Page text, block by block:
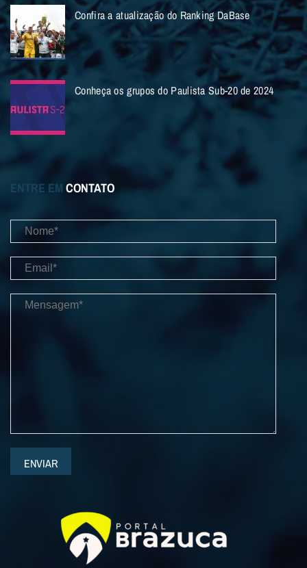
Confira a atualização do Ranking DaBase
Conheça os grupos do Paulista Sub-20 de 2024
ENTRE EM CONTATO
ENVIAR